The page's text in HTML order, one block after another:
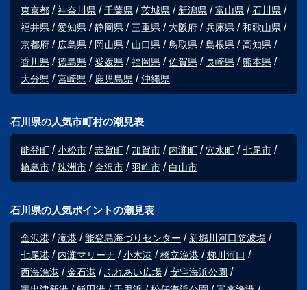
東京都
神奈川県 千葉県 茨城県 新潟県 富山県
石川県
福井県
愛知県 静岡県 三重県 大阪府 兵庫県
和歌山県
京都府
広島県 岡山県 山口県 鳥取県 島根県
高知県
香川県
徳島県 愛媛県 福岡県 佐賀県 長崎県
熊本県
大分県
宮崎県 鹿児島県 沖縄県
石川県の人気市町村の潮見表
能登町 小松市 志賀町 加賀市 内灘町 穴水町
七尾市
輪島市
珠洲市 金沢市 羽咋市 白山市
石川県の人気ポイントの潮見表
金沢港 滝港 能登島海づりセンター
新堀川河口防波堤
七尾港
内灘マリーナ 小木港 橋立漁港
梯川河口
西海漁港
金石港 ふれあい広場
安宅海浜公園